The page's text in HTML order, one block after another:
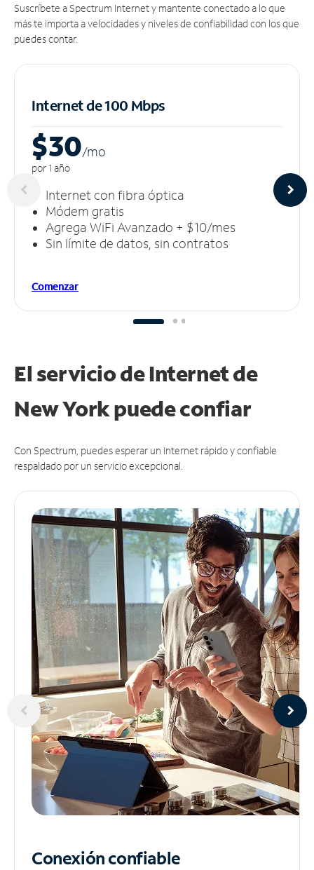
Suscríbete a Spectrum Internet y mantente conectado a lo que
más te importa a velocidades y niveles de confiabilidad con los que
puedes contar.
Internet de 100 Mbps
$30/mo
por 1 año
Internet con fibra óptica
Módem gratis
Agrega WiFi Avanzado + $10/mes
Sin límite de datos, sin contratos
Comenzar
El servicio de Internet de
New York puedeconfiar
Con Spectrum, puedes esperar un Internet rápido y confiable
respaldado por un servicio excepcional.
Conexión confiable